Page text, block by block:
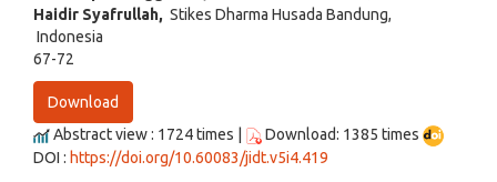
Haidir Syafrullah, Stikes Dharma Husada Bandung,
Indonesia
67-72
Download
Abstract view : 1724 times |
Download: 1385 times
DOI : https://doi.org/10.60083/jidt.v5i4.419